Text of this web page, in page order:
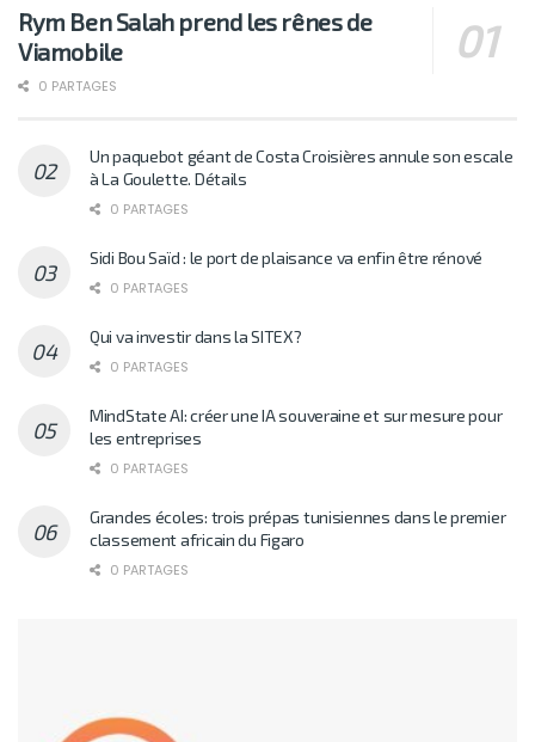
Rym Ben Salah prend les rênes de
Viamobile
0 PARTAGES
Un paquebot géant de Costa Croisières annule son escale
à La Goulette. Détails
0 PARTAGES
Sidi Bou Saïd : le port de plaisance va enfin être rénové
0 PARTAGES
Qui va investir dans la SITEX?
0 PARTAGES
MindState AI: créer une IA souveraine et sur mesure pour
les entreprises
0 PARTAGES
Grandes écoles: trois prépas tunisiennes dans le premier
classement africain du Figaro
0 PARTAGES